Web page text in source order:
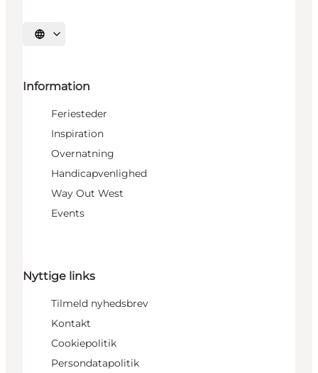
Vælg sprog
Information
Feriesteder
Inspiration
Overnatning
Handicapvenlighed
Way Out West
Events
Nyttige links
Tilmeld nyhedsbrev
Kontakt
Cookiepolitik
Persondatapolitik